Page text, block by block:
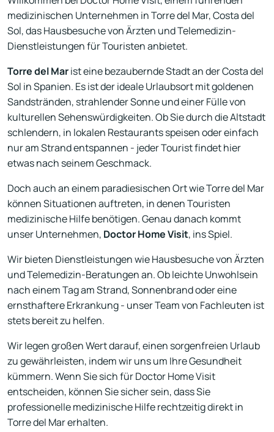
medizinischen Unternehmen in Torre del Mar, Costa del
Sol, das Hausbesuche von Ärzten und Telemedizin-
Dienstleistungen für Touristen anbietet.
Torre del Marist eine bezaubernde Stadt an der Costa del
Sol in Spanien. Es ist der ideale Urlaubsort mit goldenen
Sandstränden, strahlender Sonne und einer Fülle von
kulturellen Sehenswürdigkeiten. Ob Sie durch die Altstadt
schlendern, in lokalen Restaurants speisen oder einfach
nur am Strand entspannen - jeder Tourist findet hier
etwas nach seinem Geschmack.
Doch auch an einem paradiesischen Ort wie Torre del Mar
können Situationen auftreten, in denen Touristen
medizinische Hilfe benötigen. Genau danach kommt
unser Unternehmen, Doctor Home Visit, ins Spiel.
Wir bieten Dienstleistungen wie Hausbesuche von Ärzten
und Telemedizin-Beratungen an. Ob leichte Unwohlsein
nach einem Tag am Strand, Sonnenbrand oder eine
ernsthaftere Erkrankung - unser Team von Fachleuten ist
stets bereit zu helfen.
Wir legen großen Wert darauf, einen sorgenfreien Urlaub
zu gewährleisten, indem wir uns um Ihre Gesundheit
kümmern. Wenn Sie sich für Doctor Home Visit
entscheiden, können Sie sicher sein, dass Sie
professionelle medizinische Hilfe rechtzeitig direkt in
Torre del Mar erhalten.